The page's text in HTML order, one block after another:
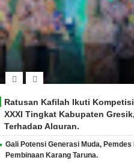
Ratusan Kafilah Ikuti
XXXI Tingkat Kabupaten
Terhadap Alquran.
Gali Potensi Generasi Muda, Pemdes
Pembinaan Karang Taruna.